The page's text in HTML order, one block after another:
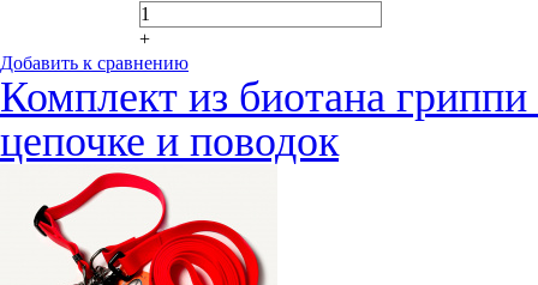
+
Добавить к сравнению
Комплект из биотана
цепочке и поводок